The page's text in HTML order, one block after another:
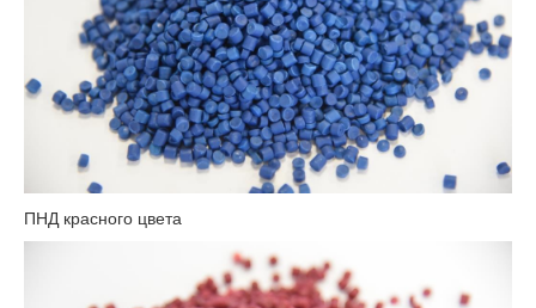
ПНД красного цвета